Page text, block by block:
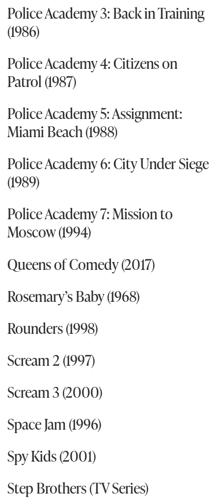
Police Academy 3: Back in Training
(1986)
Police Academy 4: Citizens on
Patrol (1987)
Police Academy 5: Assignment:
Miami Beach (1988)
Police Academy 6: City Under Siege
(1989)
Police Academy 7: Mission to
Moscow (1994)
Queens of Comedy (2017)
Rosemary’s Baby (1968)
Rounders (1998)
Scream 2 (1997)
Scream 3 (2000)
Space Jam (1996)
Spy Kids (2001)
Step Brothers (TV Series)